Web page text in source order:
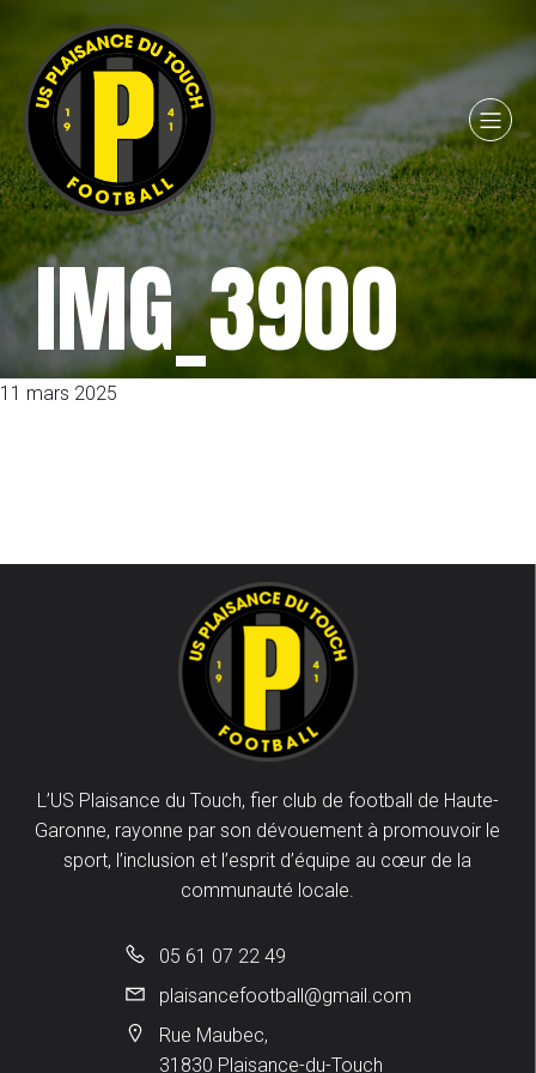
IMG_3900
11 mars 2025
L’US Plaisance du Touch, fier club de football de Haute-
Garonne, rayonne par son dévouement à promouvoir le
sport, l’inclusion et l’esprit d’équipe au cœur de la
communauté locale.
05 61 07 22 49
plaisancefootball@gmail.com
Rue Maubec,
31830 Plaisance-du-Touch